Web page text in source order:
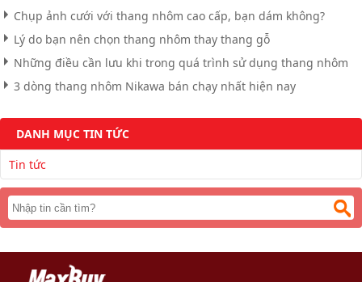
Chụp ảnh cưới với thang nhôm cao cấp, bạn dám không?
Lý do bạn nên chọn thang nhôm thay thang gỗ
Những điều cần lưu khi trong quá trình sử dụng thang nhôm
3 dòng thang nhôm Nikawa bán chạy nhất hiện nay
DANH MỤC TIN TỨC
Tin tức